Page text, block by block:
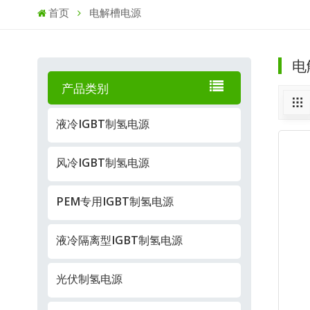
首页 电解槽电源
产品类别
液冷IGBT制氢电源
风冷IGBT制氢电源
PEM专用IGBT制氢电源
液冷隔离型IGBT制氢电源
光伏制氢电源